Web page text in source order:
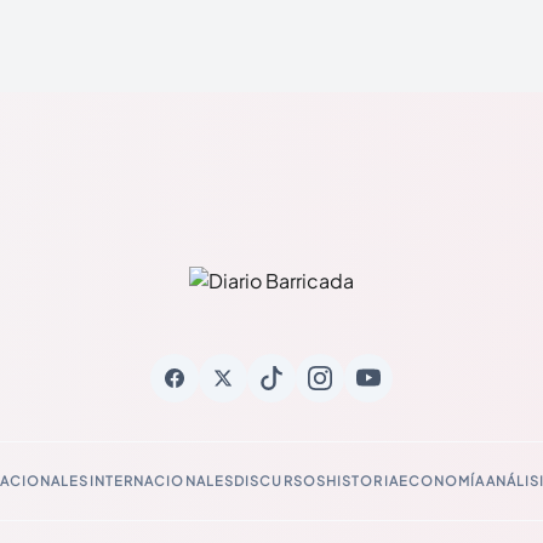
INTERNACIONALESDISCURSOSHISTORIAECONOMÍA